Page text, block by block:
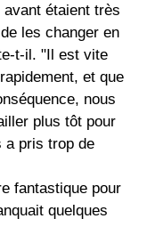
étaient très
les changer en
t-il. "Il est vite
et que
nous
plus tôt pour
a pris trop de
fantastique pour
quelques